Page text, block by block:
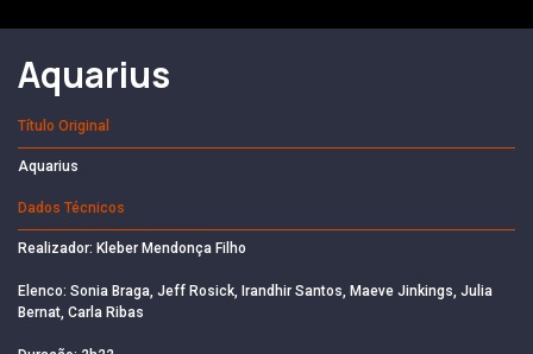
Aquarius
Título Original
Aquarius
Dados Técnicos
Realizador: Kleber Mendonça Filho
Elenco: Sonia Braga, Jeff Rosick, Irandhir Santos, Maeve Jinkings, Julia
Bernat, Carla Ribas